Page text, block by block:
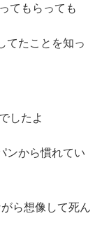
てもらっても
てたことを知っ
したよ
ンから慣れてい
ら想像して死ん